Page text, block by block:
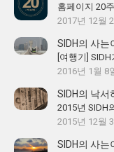
홈페이지 20
2017년 12월
SIDH의 사는
[여행기]
2016년 1월 8
SIDH의 낙서
2015년 SIDH
2015년 12월
SIDH의 사는